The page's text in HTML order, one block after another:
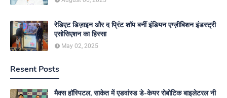
रेडिएट डिज़ाइन और द प्रिंट शॉप बनीं इंडियन एग्ज़ीबिशन इंडस्ट्री
एसोसिएशन का हिस्सा
May 02, 2025
Resent Posts
मैक्स हॉस्पिटल, साकेत में एडवांस्ड डे-केयर रोबोटिक बाइलेटरल नी